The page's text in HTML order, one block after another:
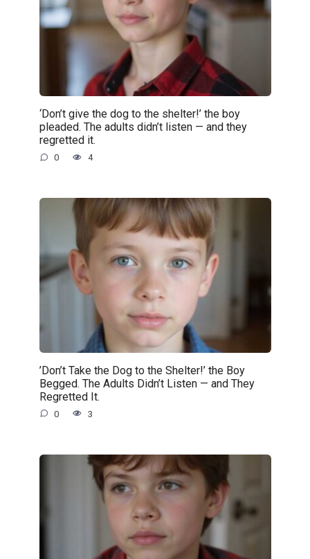
‘Don’t give the dog to the shelter!’ the boy
pleaded. The adults didn’t listen — and they
regretted it.
0 4
’Don’t Take the Dog to the Shelter!’ the Boy
Begged. The Adults Didn’t Listen — and They
Regretted It.
0 3